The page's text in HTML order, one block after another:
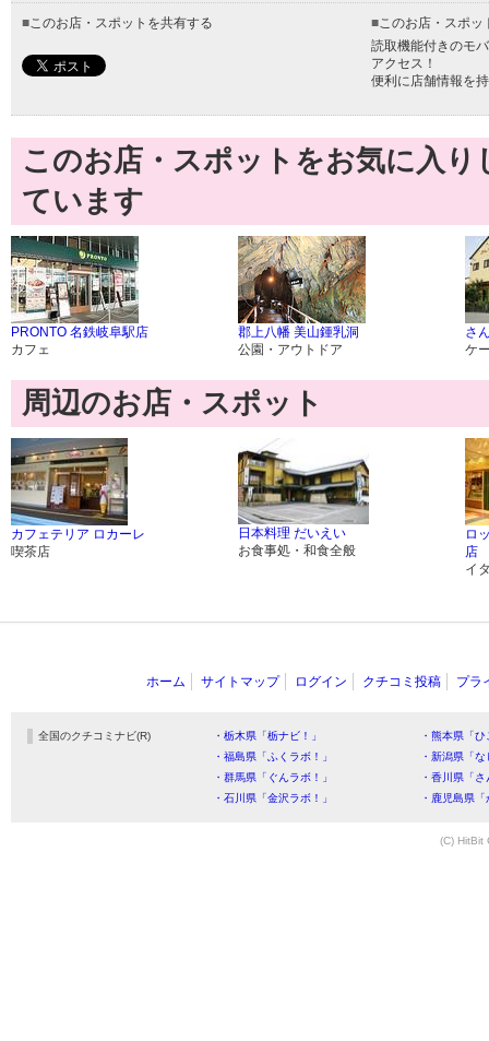
■このお店・スポットを共有する ■このお店・スポッ
読取機能付きのモ
アクセス！
便利に店舗情報を
このお店・スポットをお気に入
ています
PRONTO 名鉄岐阜駅店
カフェ
郡上八幡 美山鍾乳洞
公園・アウトドア
さ
ケ
周辺のお店・スポット
カフェテリア ロカーレ
喫茶店
日本料理 だいえい
お食事処・和食全般
ロ
店
イ
ホーム サイトマップ ログイン クチコミ投稿 プラ
全国のクチコミナビ(R) ・栃木県「栃ナビ！」
・熊本県「
・福島県「ふくラボ！」
・新潟県「
・群馬県「ぐんラボ！」
・香川県「
・石川県「金沢ラボ！」
・鹿児島県
(C) HitBit